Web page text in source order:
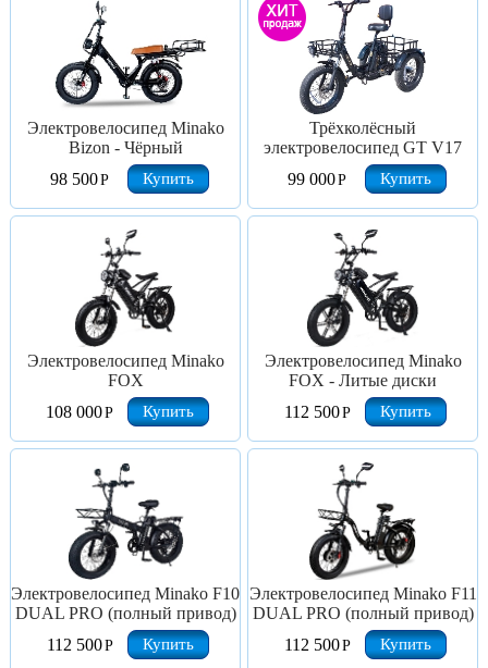
Электровелосипед Minako
Bizon - Чёрный
98 500Р Купить
Трёхколёсный
электровелосипед GT V17
99 000Р Купить
Электровелосипед Minako
FOX
108 000Р Купить
Электровелосипед Minako
FOX - Литые диски
112 500Р Купить
Электровелосипед Minako F10
DUAL PRO (полный привод)
112 500Р Купить
Электровелосипед Minako F11
DUAL PRO (полный привод)
112 500Р Купить